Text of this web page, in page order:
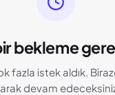
bekleme
fazla istek aldık.
devam